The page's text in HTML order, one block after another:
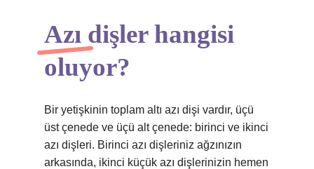
Azı dişler hangisi
oluyor?
Bir yetişkinin toplam altı azı dişi vardır, üçü
üst çenede ve üçü alt çenede: birinci ve ikinci
azı dişleri. Birinci azı dişleriniz ağzınızın
arkasında, ikinci küçük azı dişlerinizin hemen